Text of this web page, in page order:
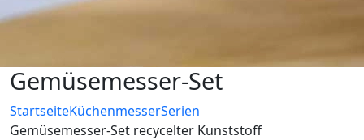
Gemüsemesser-Set
StartseiteKüchenmesserSerien
Gemüsemesser-Set recycelter Kunststoff